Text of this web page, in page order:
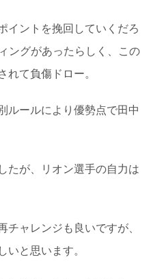
イントを挽回していくだろ
ングがあったらしく、この
れて負傷ドロー。
ルールにより優勢点で田中
たが、リオン選手の自力は
チャレンジも良いですが、
いと思います。